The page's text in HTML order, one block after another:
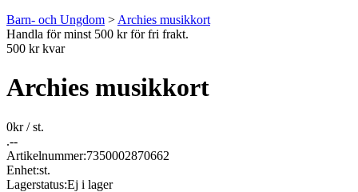
Barn- och Ungdom > Archies musikkort
Handla för minst 500 kr för fri frakt.
500 kr kvar
Archies musikkort
0kr/ st.
.--
Artikelnummer:7350002870662
Enhet:st.
Lagerstatus:Ej i lager